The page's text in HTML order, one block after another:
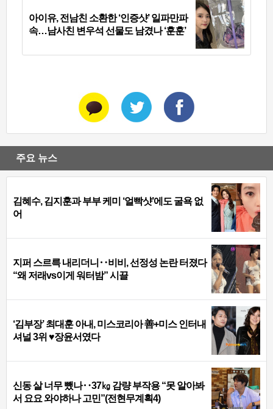
아이유, 전남친 소환한 ‘인증샷’ 일파만파
속…남사친 변우석 선물도 남겼나 ‘훈훈’
주요 뉴스
김혜수, 김지훈과 부부 케미 ‘얼빡샷’에도 굴욕 없
어
지퍼 스르륵 내리더니‥비비, 선정성 논란 터졌다
“왜 저래vs이게 워터밤” 시끌
‘김부장’ 최대훈 아내, 미스코리아 善+미스 인터내
셔널 3위 ♥장윤서였다
신동 살 너무 뺐나‥37㎏ 감량 부작용 “못 알아봐
서 요요 와야하나 고민”(전현무계획4)